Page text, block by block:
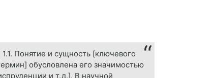
Понятие и сущность [ключевого
обусловлена его значимостью
и т. д.]. В научной